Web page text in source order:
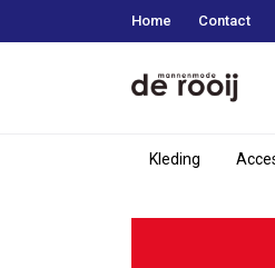
Home Contact
Kleding